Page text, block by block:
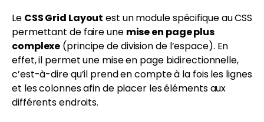
Le CSS Grid Layout est un module spécifique au CSS
permettant de faire une mise en page plus
complexe (principe de division de l’espace). En
effet, il permet une mise en page bidirectionnelle,
c’est-à-dire qu’il prend en compte à la fois les lignes
et les colonnes afin de placer les éléments aux
différents endroits.